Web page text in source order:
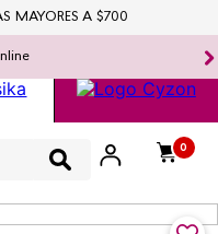
0
MAYORES A $700